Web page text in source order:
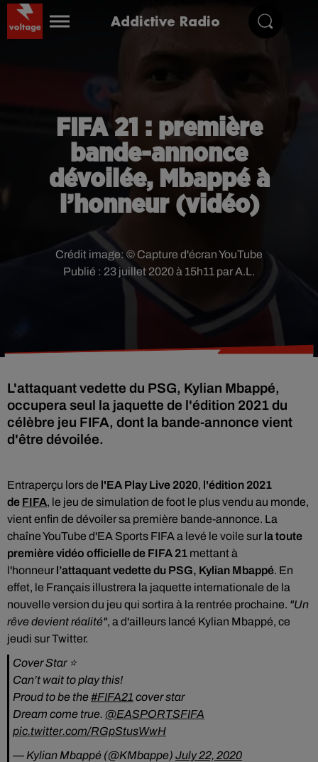
Addictive Radio
FIFA 21 : première
bande-annonce
dévoilée, Mbappé à
l’honneur (vidéo)
Publié : 23 juillet 2020 à 15h11 par A.L.
Crédit image: © Capture d'écran YouTube
L'attaquant vedette du PSG, Kylian Mbappé,
occupera seul la jaquette de l'édition 2021 du
célèbre jeu FIFA, dont la bande-annonce vient
d'être dévoilée.
Entraperçu lors de l'EA Play Live 2020, l'édition 2021
de FIFA, le jeu de simulation de foot le plus vendu au monde,
vient enfin de dévoiler sa première bande-annonce. La
chaîne YouTube d'EA Sports FIFA a levé le voile sur la toute
première vidéo officielle de FIFA 21 mettant à
l'honneur l’attaquant vedette du PSG, Kylian Mbappé. En
effet, le Français illustrera la jaquette internationale de la
nouvelle version du jeu qui sortira à la rentrée prochaine. "Un
rêve devient réalité", a d'ailleurs lancé Kylian Mbappé, ce
jeudi sur Twitter.
Cover Star ⭐️
Can’t wait to play this!
Proud to be the#FIFA21 cover star
Dream come true. @EASPORTSFIFA
pic.twitter.com/RGpStusWwH
— Kylian Mbappé (@KMbappe) July 22, 2020